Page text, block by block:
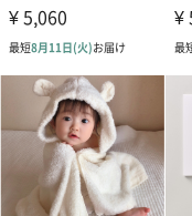
紅茶・コーヒー・スイー